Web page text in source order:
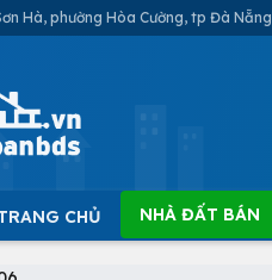
Hà, phường Hòa Cường, tp Đà Nẵng
CHỦ NHÀ ĐẤT BÁN